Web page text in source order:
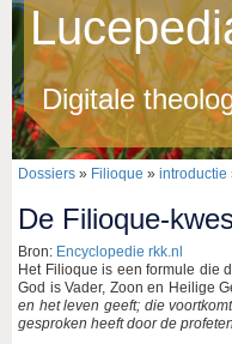
Digitale
Dossiers » Filioque » introductie
De Filioque-
Bron: Encyclopedie rkk.nl
Het Filioque is een formule die
God is Vader, Zoon en Heilige
en het leven geeft; die
gesproken heeft door de